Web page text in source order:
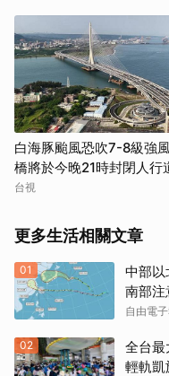
白海豚颱風恐吹7-8級強
橋將於今晚21時封閉人行
道
台視
更多生活相關文章
01
中部以
南部注
自由電
02
全台最
輕軌